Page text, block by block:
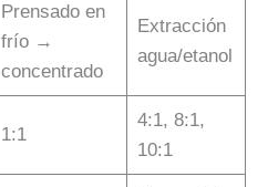
Prensado en
frío →
concentrado
Extracción
agua/etanol
1:1
4:1, 8:1,
10:1